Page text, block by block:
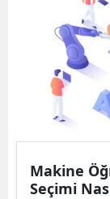
Makine
Seçimi